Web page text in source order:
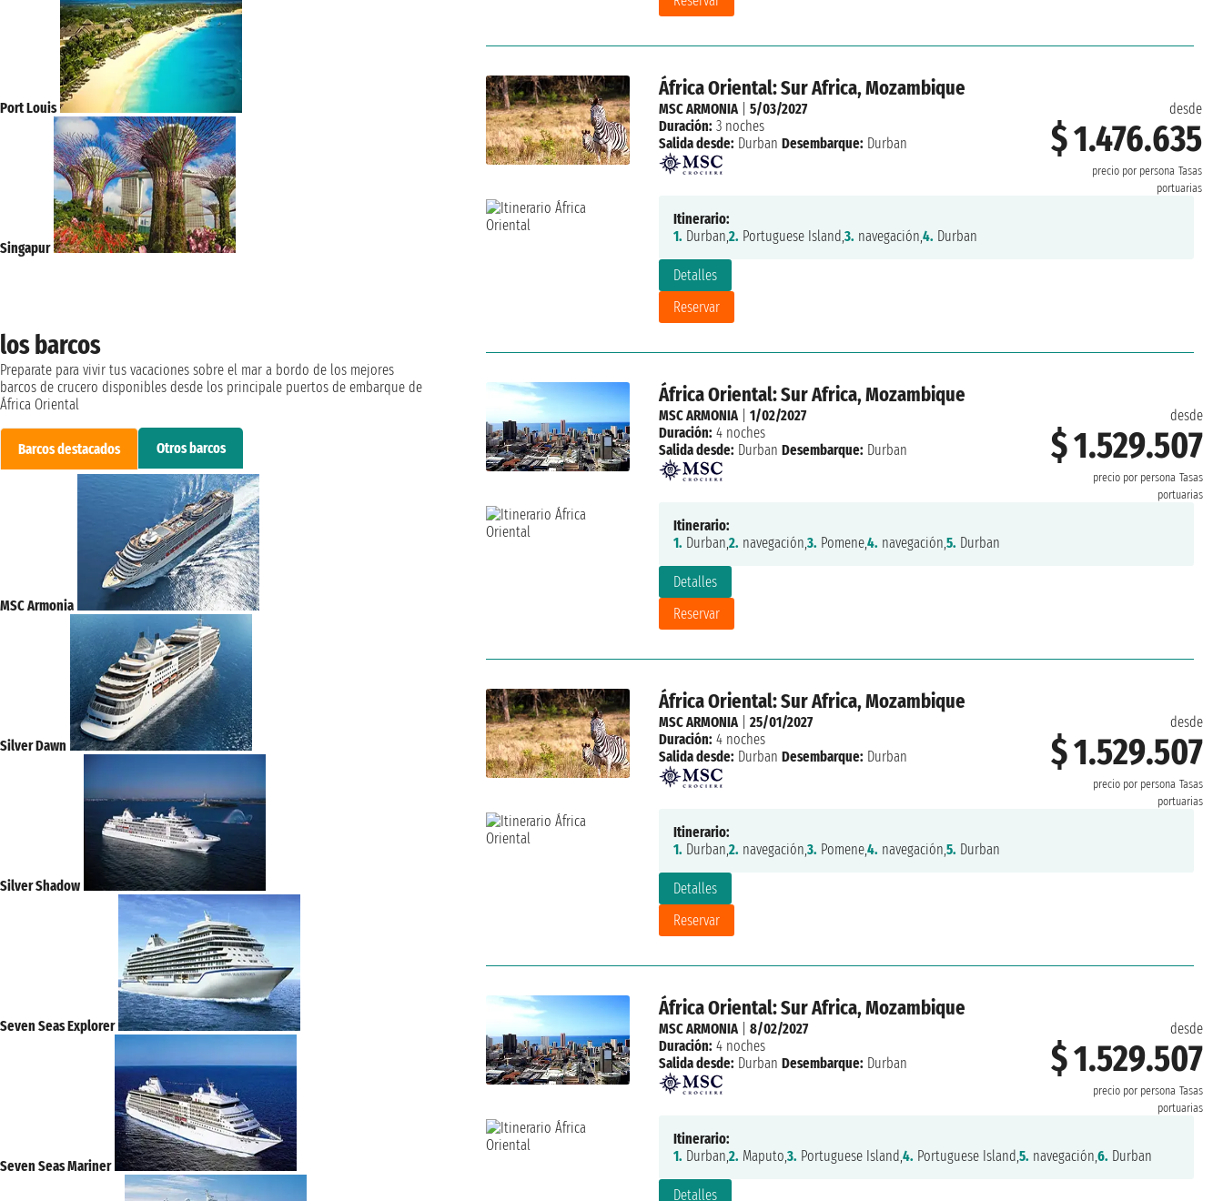
África Oriental: Sur Africa, Mozambique
desde
$ 1.476.635
precio por persona Tasas
portuarias
Detalles
Reservar
MSC ARMONIA| 5/03/2027
Duración: 3 noches
Salida desde: Durban Desembarque: Durban
Itinerario:
1. Durban,2. Portuguese Island,3. navegación,4. Durban
África Oriental: Sur Africa, Mozambique
desde
$ 1.529.507
precio por persona Tasas
portuarias
Detalles
Reservar
MSC ARMONIA| 1/02/2027
Duración: 4 noches
Salida desde: Durban Desembarque: Durban
Itinerario:
1. Durban,2. navegación,3. Pomene,4. navegación,5. Durban
África Oriental: Sur Africa, Mozambique
desde
$ 1.529.507
precio por persona Tasas
portuarias
Detalles
Reservar
MSC ARMONIA| 25/01/2027
Duración: 4 noches
Salida desde: Durban Desembarque: Durban
Itinerario:
1. Durban,2. navegación,3. Pomene,4. navegación,5. Durban
África Oriental: Sur Africa, Mozambique
desde
$ 1.529.507
precio por persona Tasas
portuarias
Detalles
MSC ARMONIA| 8/02/2027
Duración: 4 noches
Salida desde: Durban Desembarque: Durban
Itinerario:
1. Durban,2. Maputo,3. Portuguese Island,4. Portuguese Island,5. navegación,6. Durban
Port Louis
Singapur
los barcos
Preparate para vivir tus vacaciones sobre el mar a bordo de los mejores
barcos de crucero disponibles desde los principale puertos de embarque de
África Oriental
Barcos destacados Otros barcos
MSC Armonia
Silver Dawn
Silver Shadow
Seven Seas Explorer
Seven Seas Mariner